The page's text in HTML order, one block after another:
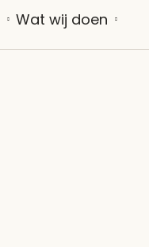
Wat wij doen